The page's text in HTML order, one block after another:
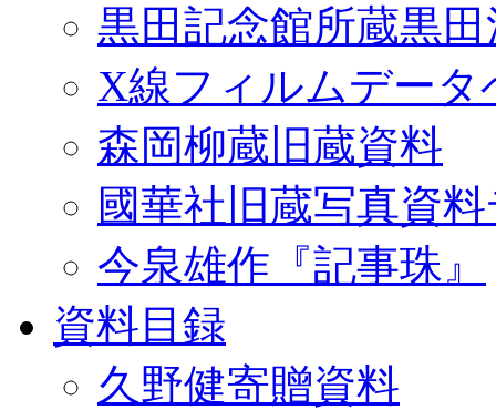
黒田記念館所蔵黒
X線フィルムデータ
森岡柳蔵旧蔵資料
國華社旧蔵写真資
今泉雄作『記事珠』
資料目録
久野健寄贈資料